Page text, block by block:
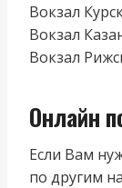
Вокзал
Вокзал
Вокзал
Онлайн
Если Вам
по другим